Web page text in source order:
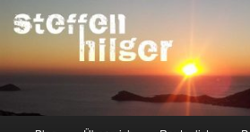
Zum
Inhalt
wechseln
Zum
sekundären
Inhalt
wechselnSteffen Hilger